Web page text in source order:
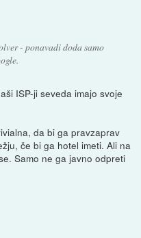
- ponavadi doda samo
ISP-ji seveda imajo svoje
da bi ga pravzaprav
če bi ga hotel imeti. Ali na
Samo ne ga javno odpreti